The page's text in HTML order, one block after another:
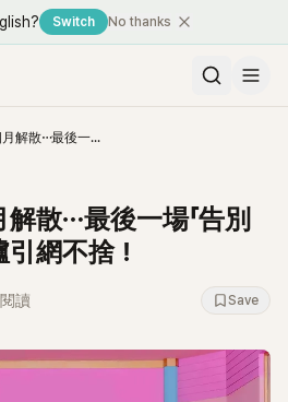
Switch No thanks
IZ*ONE預計四月解散⋯最後一場「告別演唱會」行程出爐引網不捨！
散⋯最後一場「告別
引網不捨！
讀 Save